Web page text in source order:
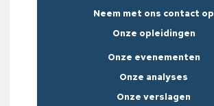
Neem met ons contact op
Onze opleidingen
Onze evenementen
Onze analyses
Onze verslagen